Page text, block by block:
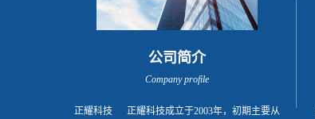
公司简介
Company profile
正耀科技 正耀科技成立于2003年，初期主要从